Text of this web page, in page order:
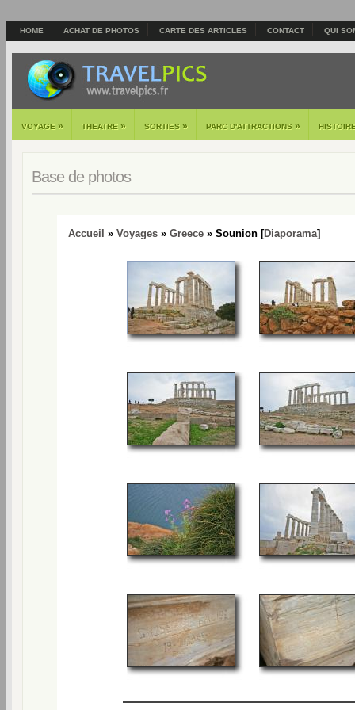
HOME ACHAT DE PHOTOS CARTE DES ARTICLES CONTACT QUI
VOYAGE » THEATRE » SORTIES » PARC D'ATTRACTIONS »
Base de photos
Accueil » Voyages » Greece » Sounion [Diaporama]